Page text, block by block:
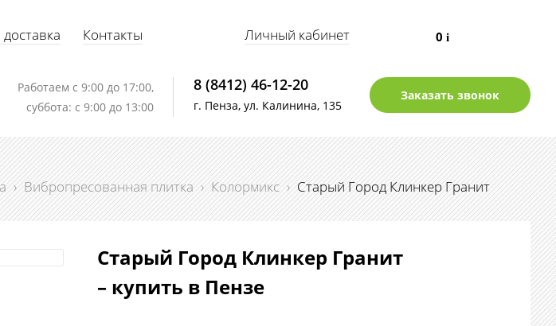
Контакты Личный кабинет 0i
Работаем c 9:00 до 17:00,
суббота: с 9:00 до 13:00
8 (8412) 46-12-20
г. Пенза, ул. Калинина, 135
Заказать звонок
› Вибропресованная плитка › Колормикс › Старый Город Клинкер Гранит
Старый Город Клинкер Гранит
– купить в Пензе